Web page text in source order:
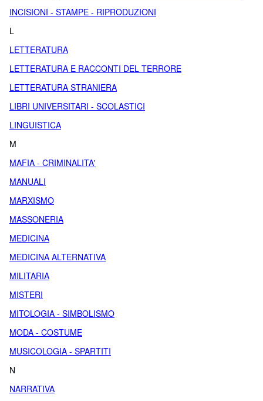
INCISIONI - STAMPE - RIPRODUZIONI
L
LETTERATURA
LETTERATURA E RACCONTI DEL TERRORE
LETTERATURA STRANIERA
LIBRI UNIVERSITARI - SCOLASTICI
LINGUISTICA
M
MAFIA - CRIMINALITA'
MANUALI
MARXISMO
MASSONERIA
MEDICINA
MEDICINA ALTERNATIVA
MILITARIA
MISTERI
MITOLOGIA - SIMBOLISMO
MODA - COSTUME
MUSICOLOGIA - SPARTITI
N
NARRATIVA